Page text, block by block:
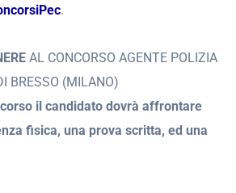
.
AL CONCORSO AGENTE POLIZIA
BRESSO (MILANO)
il candidato dovrà affrontare
fisica, una prova scritta, ed una